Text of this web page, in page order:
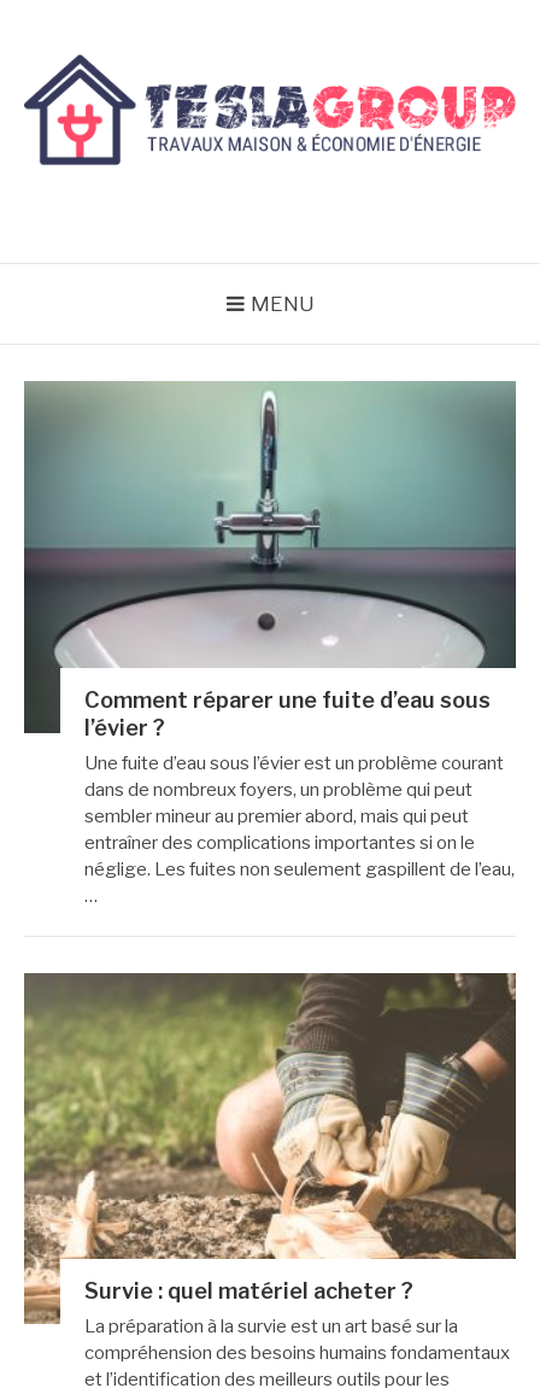
contenu
MENU
Comment réparer une fuite d’eau sous
l’évier ?
Une fuite d’eau sous l’évier est un problème courant
dans de nombreux foyers, un problème qui peut
sembler mineur au premier abord, mais qui peut
entraîner des complications importantes si on le
néglige. Les fuites non seulement gaspillent de l’eau,
…
Survie : quel matériel acheter ?
La préparation à la survie est un art basé sur la
compréhension des besoins humains fondamentaux
et l’identification des meilleurs outils pour les